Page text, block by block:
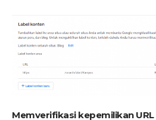
Memverifikasi kepemilikan URL